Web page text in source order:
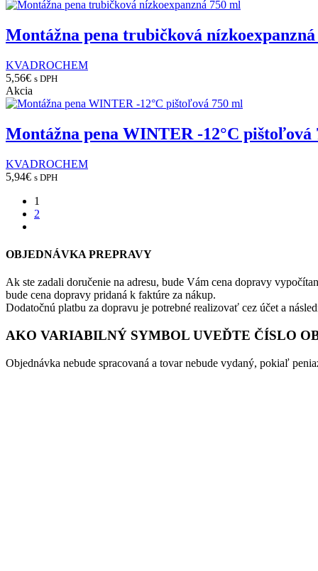
Montážna pena trubičková
KVADROCHEM
5,56€ s DPH
Akcia
Montážna pena WINTER -12°C pištoľová
KVADROCHEM
5,94€ s DPH
1
2
OBJEDNÁVKA PREPRAVY
Ak ste zadali doručenie na adresu, bude Vám cena dopravy
bude cena dopravy pridaná k faktúre za nákup.
Dodatočnú platbu za dopravu je potrebné realizovať cez účet a
AKO VARIABILNÝ SYMBOL UVEĎTE ČÍSLO
Objednávka nebude spracovaná a tovar nebude vydaný, pokiaľ